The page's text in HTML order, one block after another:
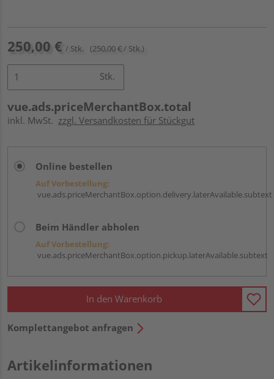
250,00 € / Stk. (250,00 € / Stk.)
Stk.
vue.ads.priceMerchantBox.total
inkl. MwSt. zzgl. Versandkosten für Stückgut
Online bestellen
Auf Vorbestellung:
vue.ads.priceMerchantBox.option.delivery.laterAvailable.subtext
Beim Händler abholen
Auf Vorbestellung:
vue.ads.priceMerchantBox.option.pickup.laterAvailable.subtext
In den Warenkorb
Komplettangebot anfragen
Artikelinformationen